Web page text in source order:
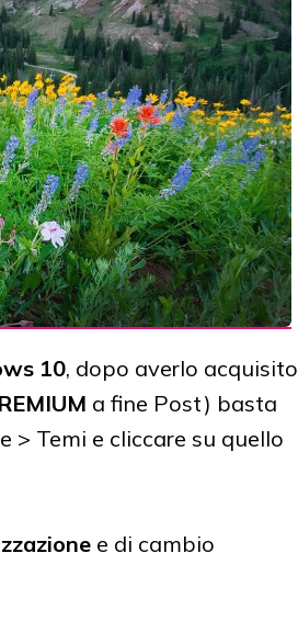
10, dopo averlo acquisito
a fine Post) basta
Temi e cliccare su quello
e di cambio